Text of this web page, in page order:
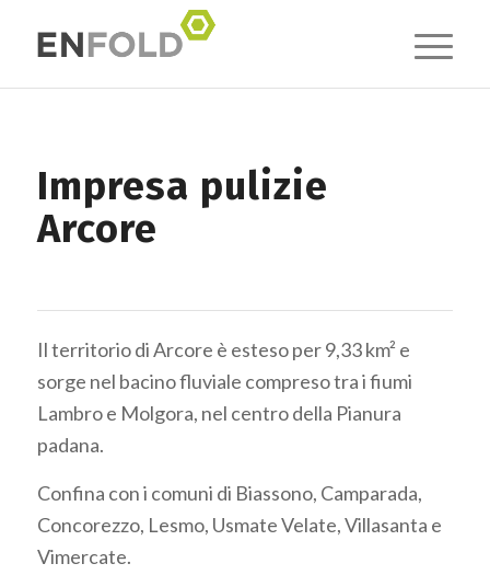
Impresa pulizie
Arcore
Il territorio di Arcore è esteso per 9,33 km² e
sorge nel bacino fluviale compreso tra i fiumi
Lambro e Molgora, nel centro della Pianura
padana.
Confina con i comuni di Biassono, Camparada,
Concorezzo, Lesmo, Usmate Velate, Villasanta e
Vimercate.